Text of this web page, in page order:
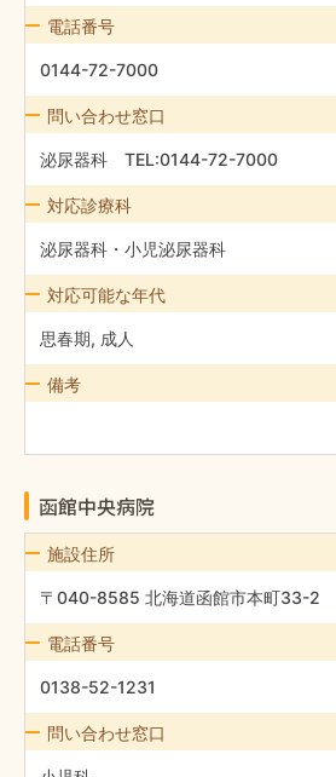
電話番号
0144-72-7000
問い合わせ窓口
泌尿器科 TEL:0144-72-7000
対応診療科
泌尿器科・小児泌尿器科
対応可能な年代
思春期, 成人
備考
函館中央病院
施設住所
〒040-8585 北海道函館市本町33-2
電話番号
0138-52-1231
問い合わせ窓口